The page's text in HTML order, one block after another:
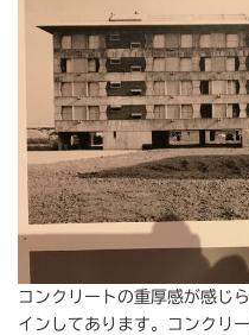
コンクリートの重厚感が感じ
インしてあります。コンクリ